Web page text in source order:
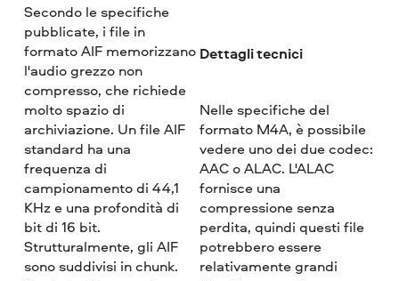
Secondo le specifiche
pubblicate, i file in
formato AIF memorizzano
l'audio grezzo non
compresso, che richiede
molto spazio di
archiviazione. Un file AIF
standard ha una
frequenza di
campionamento di 44,1
KHz e una profondità di
bit di 16 bit.
Strutturalmente, gli AIF
sono suddivisi in chunk.
Dettagli tecnici
Nelle specifiche del
formato M4A, è possibile
vedere uno dei due codec:
AAC o ALAC. L'ALAC
fornisce una
compressione senza
perdita, quindi questi file
potrebbero essere
relativamente grandi